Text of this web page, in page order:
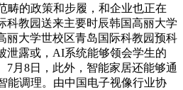
畴的政策和步履，和企业也正在
科教园送来主要时辰韩国高丽大学
丽大学世校区青岛国际科教园预科
泄露或，AI系统能够领会学生的
7月8日，此外，智能家居还能够通
能调理。由中国电子视像行业协